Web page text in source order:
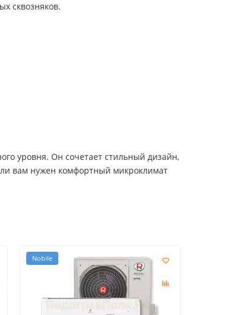
сквозняков.
уровня. Он сочетает стильный дизайн,
вам нужен комфортный микроклимат
Nobile